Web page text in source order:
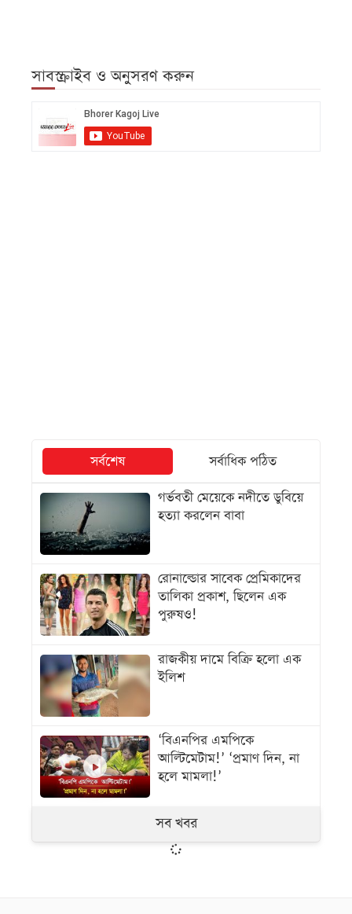
সাবস্ক্রাইব ও অনুসরণ করুন
সর্বশেষ
সর্বাধিক পঠিত
গর্ভবতী মেয়েকে নদীতে ডুবিয়ে
হত্যা করলেন বাবা
রোনাল্ডোর সাবেক প্রেমিকাদের
তালিকা প্রকাশ, ছিলেন এক
পুরুষও!
রাজকীয় দামে বিক্রি হলো এক
ইলিশ
‘বিএনপির এমপিকে
আল্টিমেটাম!’ ‘প্রমাণ দিন, না
হলে মামলা!’
সব খবর